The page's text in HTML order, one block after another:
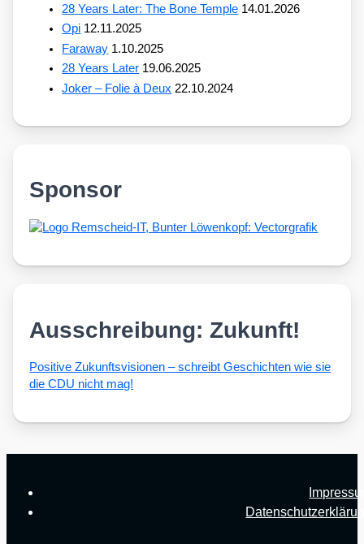
28 Years Later: The Bone Temple 14.01.2026
Opi 12.11.2025
Faraway 1.10.2025
28 Years Later 19.06.2025
Joker – Folie à Deux 22.10.2024
Sponsor
Ausschreibung: Zukunft!
Posi­ti­ve Zukunfts­vi­sio­nen – schreibt Geschich­ten wie sie
die CDU nicht mag!